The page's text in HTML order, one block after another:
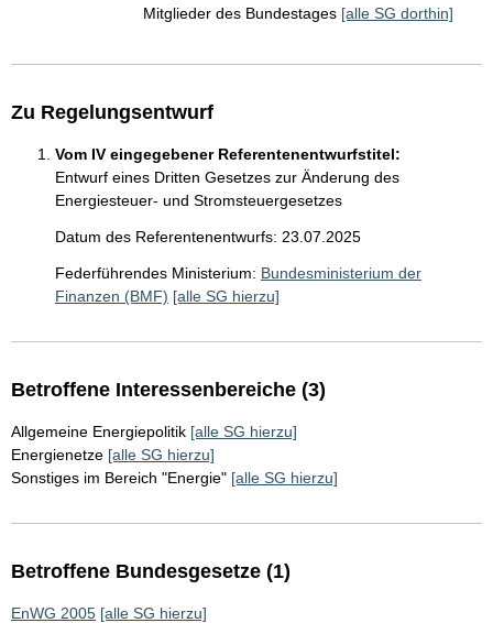
Mitglieder des Bundestages [alle SG dorthin]
Zu Regelungsentwurf
Vom IV eingegebener Referentenentwurfstitel:
Entwurf eines Dritten Gesetzes zur Änderung des
Energiesteuer- und Stromsteuergesetzes
Datum des Referentenentwurfs: 23.07.2025
Federführendes Ministerium: Bundesministerium der
Finanzen (BMF) [alle SG hierzu]
Betroffene Interessenbereiche (3)
Allgemeine Energiepolitik [alle SG hierzu]
Energienetze [alle SG hierzu]
Sonstiges im Bereich "Energie" [alle SG hierzu]
Betroffene Bundesgesetze (1)
EnWG 2005 [alle SG hierzu]